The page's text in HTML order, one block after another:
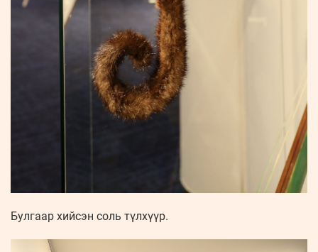
Булгаар хийсэн соль түлхүүр.